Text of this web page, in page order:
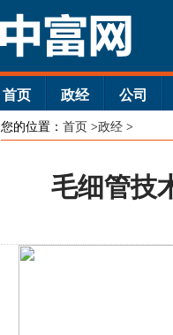
首页 政经 公司
您的位置： 首页 >政经 >
毛细管技